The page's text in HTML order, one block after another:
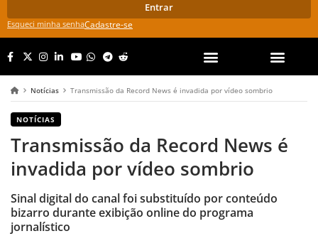
Entrar
Esqueci minha senhaCadastre-se
Notícias Transmissão da Record News é invadida por vídeo sombrio
NOTÍCIAS
Transmissão da Record News é
invadida por vídeo sombrio
Sinal digital do canal foi substituído por conteúdo
bizarro durante exibição online do programa
jornalístico